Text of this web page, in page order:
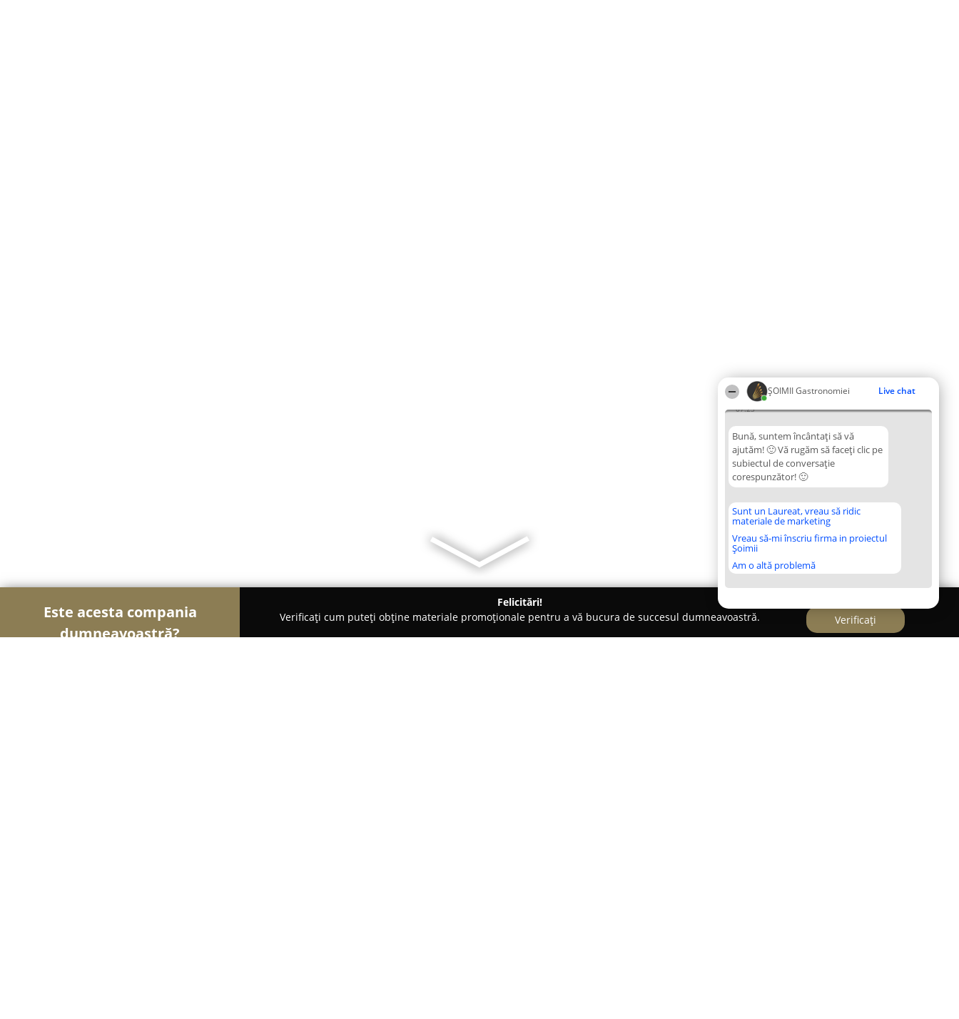
ȘOIMII Gastronomiei Live chat
07:23
Bună, suntem încântați să vă
ajutăm! 🙂 Vă rugăm să faceți clic pe
subiectul de conversație
corespunzător! 🙂
Sunt un Laureat, vreau să ridic
materiale de marketing
Vreau să-mi înscriu firma in proiectul
Șoimii
Am o altă problemă
Este acesta compania
dumneavoastră?
Felicitări!
Verificați cum puteți obține materiale promoționale pentru a vă bucura de succesul dumneavoastră.
Verificați